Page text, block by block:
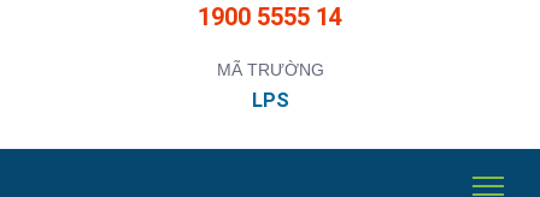
1900 5555 14
MÃ TRƯỜNG
LPS